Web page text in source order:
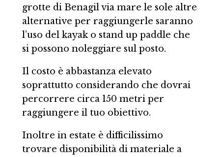
grotte di Benagil via mare le sole altre
alternative per raggiungerle saranno
l’uso del kayak o stand up paddle che
si possono noleggiare sul posto.
Il costo è abbastanza elevato
soprattutto considerando che dovrai
percorrere circa 150 metri per
raggiungere il tuo obiettivo.
Inoltre in estate è difficilissimo
trovare disponibilità di materiale a